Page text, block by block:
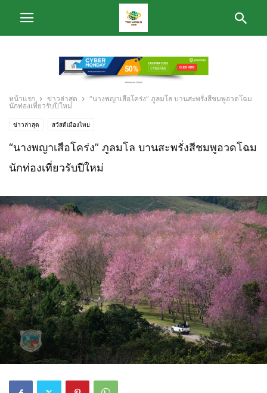
หน้าแรก ข่าวล่าสุด
“นางพญาเสือโคร่ง” ภูลมโล บานสะพรั่งสีชมพูอวดโฉม
นักท่องเที่ยวรับปีใหม่
ข่าวล่าสุด สวัสดีเมืองไทย
“นางพญาเสือโคร่ง” ภูลมโล บานสะพรั่งสีชมพูอวดโฉม
นักท่องเที่ยวรับปีใหม่